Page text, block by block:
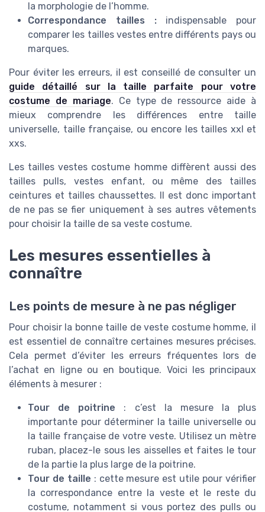
la morphologie de l’homme.
Correspondance tailles :indispensable pour
comparer les tailles vestes entre différents pays ou
marques.
Pour éviter les erreurs, il est conseillé de consulter un
guide détaillé sur la taille parfaite pour votre
costume de mariage. Ce type de ressource aide à
mieux comprendre les différences entre taille
universelle, taille française, ou encore les tailles xxl et
xxs.
Les tailles vestes costume homme diffèrent aussi des
tailles pulls, vestes enfant, ou même des tailles
ceintures et tailles chaussettes. Il est donc important
de ne pas se fier uniquement à ses autres vêtements
pour choisir la taille de sa veste costume.
Les mesures essentielles à
connaître
Les points de mesure à ne pas négliger
Pour choisir la bonne taille de veste costume homme, il
est essentiel de connaître certaines mesures précises.
Cela permet d’éviter les erreurs fréquentes lors de
l’achat en ligne ou en boutique. Voici les principaux
éléments à mesurer :
Tour de poitrine : c’est la mesure la plus
importante pour déterminer la taille universelle ou
la taille française de votre veste. Utilisez un mètre
ruban, placez-le sous les aisselles et faites le tour
de la partie la plus large de la poitrine.
Tour de taille : cette mesure est utile pour vérifier
la correspondance entre la veste et le reste du
costume, notamment si vous portez des pulls ou